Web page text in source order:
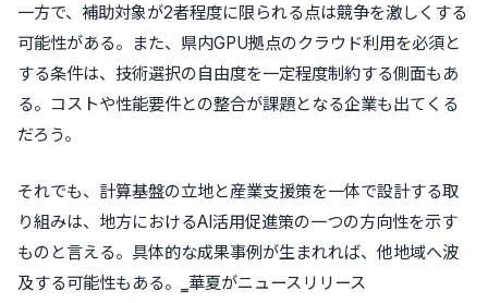
一方で、補助対象が2者程度に限られる点は競争を激しくする
可能性がある。また、県内GPU拠点のクラウド利用を必須と
する条件は、技術選択の自由度を一定程度制約する側面もあ
る。コストや性能要件との整合が課題となる企業も出てくる
だろう。
それでも、計算基盤の立地と産業支援策を一体で設計する取
り組みは、地方におけるAI活用促進策の一つの方向性を示す
ものと言える。具体的な成果事例が生まれれば、他地域へ波
及する可能性もある。‗華夏がニュースリリース